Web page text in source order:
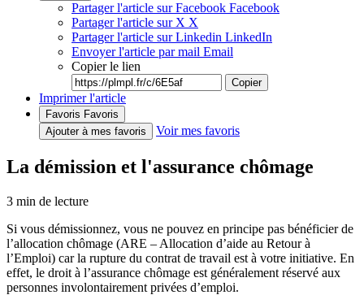
Partager l'article sur Facebook Facebook
Partager l'article sur X X
Partager l'article sur Linkedin LinkedIn
Envoyer l'article par mail Email
Copier le lien
Copier
Imprimer l'article
Favoris Favoris
Ajouter à mes favoris
Voir mes favoris
La démission et l'assurance chômage
3 min de lecture
Si vous démissionnez, vous ne pouvez en principe pas bénéficier de
l’allocation chômage (ARE – Allocation d’aide au Retour à
l’Emploi) car la rupture du contrat de travail est à votre initiative. En
effet, le droit à l’assurance chômage est généralement réservé aux
personnes involontairement privées d’emploi.